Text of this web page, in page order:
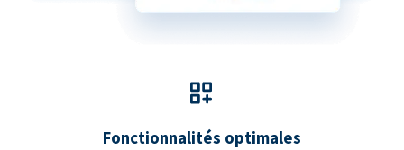
Fonctionnalités optimales